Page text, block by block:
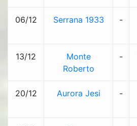
06/12 Serrana 1933 -
13/12
Monte
Roberto
-
20/12 Aurora Jesi -